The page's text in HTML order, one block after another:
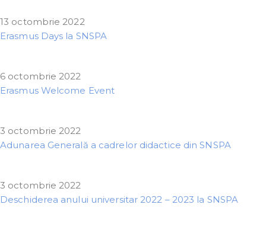
13 octombrie 2022
Erasmus Days la SNSPA
6 octombrie 2022
Erasmus Welcome Event
3 octombrie 2022
Adunarea Generală a cadrelor didactice din SNSPA
3 octombrie 2022
Deschiderea anului universitar 2022 – 2023 la SNSPA